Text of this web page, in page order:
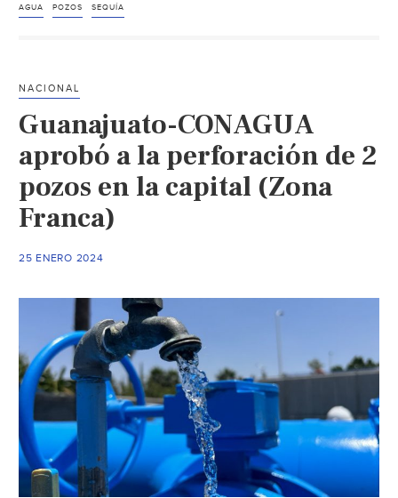
Abren
garantizar
abasto
de
agua
en
Querétaro
(Quadratin
Querétaro)
AGUA POZOS SEQUÍA
NACIONAL
Guanajuato-CONAGUA
aprobó a la perforación de 2
pozos en la capital (Zona
Franca)
25 ENERO 2024